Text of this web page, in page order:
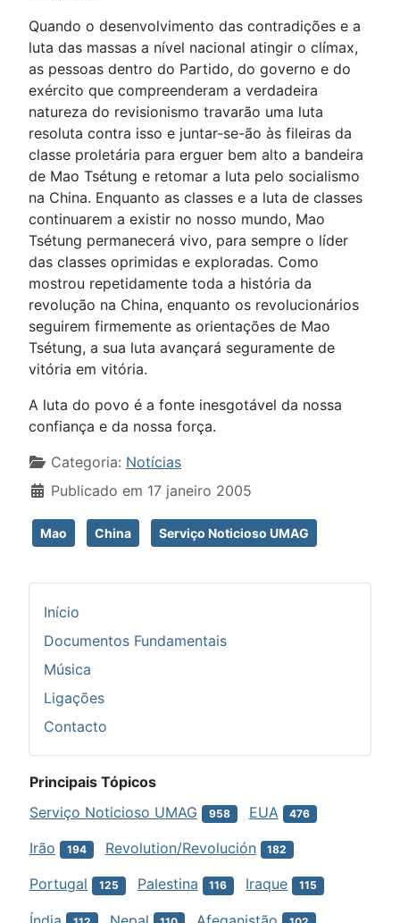
Quando o desenvolvimento das contradições e a
luta das massas a nível nacional atingir o clímax,
as pessoas dentro do Partido, do governo e do
exército que compreenderam a verdadeira
natureza do revisionismo travarão uma luta
resoluta contra isso e juntar-se-ão às fileiras da
classe proletária para erguer bem alto a bandeira
de Mao Tsétung e retomar a luta pelo socialismo
na China. Enquanto as classes e a luta de classes
continuarem a existir no nosso mundo, Mao
Tsétung permanecerá vivo, para sempre o líder
das classes oprimidas e exploradas. Como
mostrou repetidamente toda a história da
revolução na China, enquanto os revolucionários
seguirem firmemente as orientações de Mao
Tsétung, a sua luta avançará seguramente de
vitória em vitória.
A luta do povo é a fonte inesgotável da nossa
confiança e da nossa força.
Detalhes
Categoria: Notícias
Publicado em 17 janeiro 2005
Mao China Serviço Noticioso UMAG
Início
Documentos Fundamentais
Música
Ligações
Contacto
Principais Tópicos
Serviço Noticioso UMAG
958 EUA 476
Irão 194 Revolution/Revolución 182
Portugal 125 Palestina 116 Iraque 115